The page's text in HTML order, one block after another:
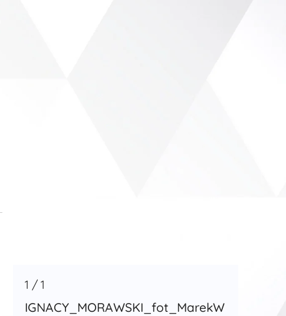
1 /1
IGNACY_MORAWSKI_fot_MarekW